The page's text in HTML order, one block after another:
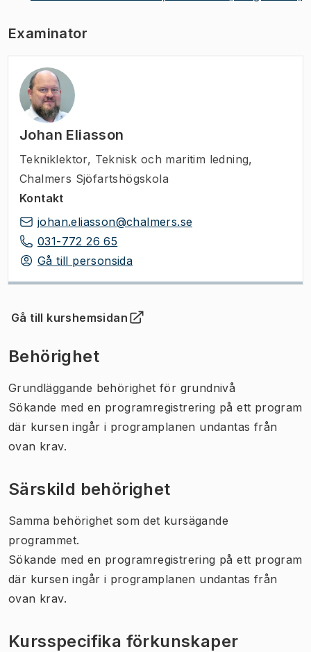
Examinator
Johan Eliasson
Tekniklektor, Teknisk och maritim ledning,
Chalmers Sjöfartshögskola
Kontakt
johan.eliasson@chalmers.se
031-772 26 65
Gå till personsida
Gå till kurshemsidan
(Öppnas i ny flik)
Behörighet
Grundläggande behörighet för grundnivå
Sökande med en programregistrering på ett program
där kursen ingår i programplanen undantas från
ovan krav.
Särskild behörighet
Samma behörighet som det kursägande
programmet.
Sökande med en programregistrering på ett program
där kursen ingår i programplanen undantas från
ovan krav.
Kursspecifika förkunskaper